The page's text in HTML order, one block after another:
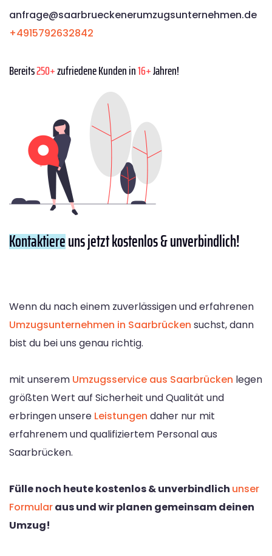
anfrage@saarbrueckenerumzugsunternehmen.de
+4915792632842
Bereits250+zufriedene Kunden in16+Jahren!
Kontaktiereuns jetzt kostenlos & unverbindlich!
Wenn du nach einem zuverlässigen und erfahrenen
Umzugsunternehmen in Saarbrücken suchst, dann
bist du bei uns genau richtig.
mit unserem Umzugsservice aus Saarbrücken legen
größten Wert auf Sicherheit und Qualität und
erbringen unsere Leistungen daher nur mit
erfahrenem und qualifiziertem Personal aus
Saarbrücken.
Fülle noch heute kostenlos & unverbindlich unser
Formularaus und wir planen gemeinsam deinen
Umzug!